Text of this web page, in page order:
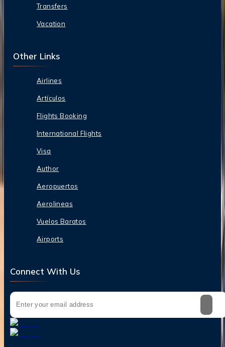
Transfers
Vacation
Other Links
Airlines
Artículos
Flights Booking
International Flights
Visa
Author
Aeropuertos
Aerolineas
Vuelos Baratos
Airports
Connect With Us